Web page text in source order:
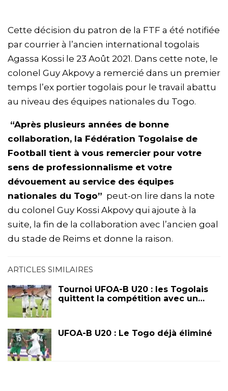
Cette décision du patron de la FTF a été notifiée
par courrier à l’ancien international togolais
Agassa Kossi le 23 Août 2021. Dans cette note, le
colonel Guy Akpovy a remercié dans un premier
temps l’ex portier togolais pour le travail abattu
au niveau des équipes nationales du Togo.
“Après plusieurs années de bonne
collaboration, la Fédération Togolaise de
Football tient à vous remercier pour votre
sens de professionnalisme et votre
dévouement au service des équipes
nationales du Togo” peut-on lire dans la note
du colonel Guy Kossi Akpovy qui ajoute à la
suite, la fin de la collaboration avec l’ancien goal
du stade de Reims et donne la raison.
ARTICLES SIMILAIRES
Tournoi UFOA-B U20 : les Togolais
quittent la compétition avec un…
UFOA-B U20 : Le Togo déjà éliminé